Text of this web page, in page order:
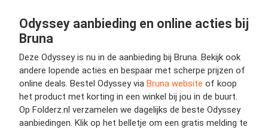
Odyssey aanbieding en online acties bij
Bruna
Deze Odyssey is nu in de aanbieding bij Bruna. Bekijk ook
andere lopende acties en bespaar met scherpe prijzen of
online deals. Bestel Odyssey via Bruna website of koop
het product met korting in een winkel bij jou in de buurt.
Op Folderz.nl verzamelen we dagelijks de beste Odyssey
aanbiedingen. Klik op het belletje om een gratis melding te